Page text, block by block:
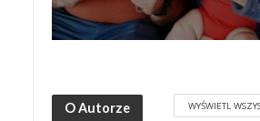
O Autorze WYŚWIETL